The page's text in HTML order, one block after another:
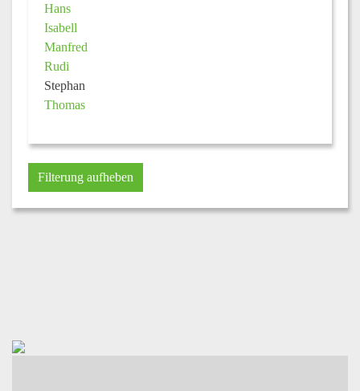
Hans
Isabell
Manfred
Rudi
Stephan
Thomas
Filterung aufheben